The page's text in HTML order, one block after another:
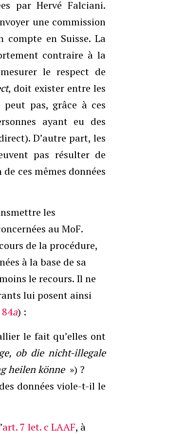
par Hervé Falciani.
une commission
en Suisse. La
contraire à la
le respect de
, doit exister entre les
peut pas, grâce à ces
ayant eu des
D’autre part, les
pas résulter de
ces mêmes données
les
au MoF.
de la procédure,
à la base de sa
le recours. Il ne
lui posent ainsi
84a) :
le fait qu’elles ont
ob die nicht-illegale
heilen könne ») ?
données viole-t-il le
art. 7 let. c LAAF, à